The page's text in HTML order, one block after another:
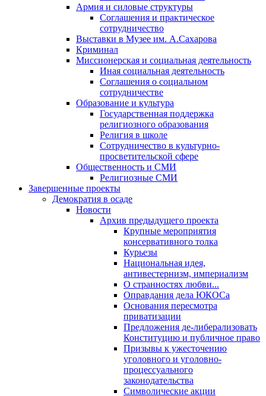
Армия и силовые структуры
Соглашения и практическое
сотрудничество
Выставки в Музее им. А.Сахарова
Криминал
Миссионерская и социальная деятельность
Иная социальная деятельность
Соглашения о социальном
сотрудничестве
Образование и культура
Государственная поддержка
религиозного образования
Религия в школе
Сотрудничество в культурно-
просветительской сфере
Общественность и СМИ
Религиозные СМИ
Завершенные проекты
Демократия в осаде
Новости
Архив предыдущего проекта
Крупные мероприятия
консервативного толка
Курьезы
Национальная идея,
антивестернизм, империализм
О странностях любви...
Оправдания дела ЮКОСа
Основания пересмотра
приватизации
Предложения де-либерализовать
Конституцию и публичное право
Призывы к ужесточению
уголовного и уголовно-
процессуального
законодательства
Символические акции